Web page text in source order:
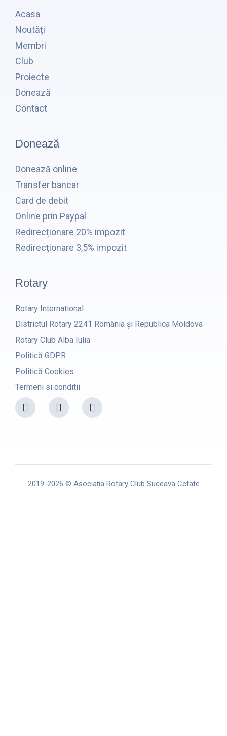
Acasa
Noutăți
Membri
Club
Proiecte
Donează
Contact
Donează
Donează online
Transfer bancar
Card de debit
Online prin Paypal
Redirecționare 20% impozit
Redirecționare 3,5% impozit
Rotary
Rotary International
Districtul Rotary 2241 România și Republica Moldova
Rotary Club Alba Iulia
Politică GDPR
Politică Cookies
Termeni si conditii
F
a
c
o
I
n
s
r
m
Y
o
u
e
2019-2026 © Asociația Rotary Club Suceava Cetate